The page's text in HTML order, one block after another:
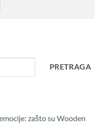
PRETRAGA
zašto su Wooden